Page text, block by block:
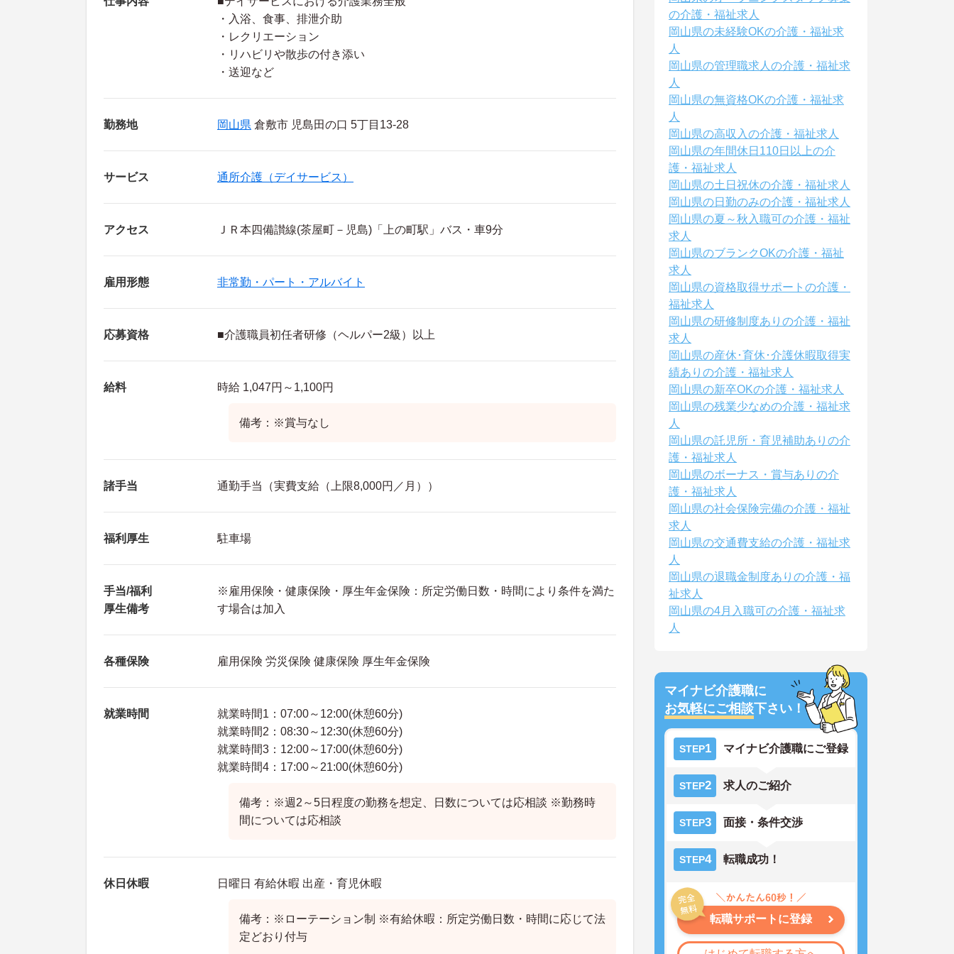
・入浴、食事、排泄介助
・レクリエーション
・リハビリや散歩の付き添い
・送迎など
勤務地 岡山県 倉敷市 児島田の口 5丁目13-28
サービス 通所介護（デイサービス）
アクセス ＪＲ本四備讃線(茶屋町－児島)「上の町駅」バス・車9分
雇用形態 非常勤・パート・アルバイト
応募資格 ■介護職員初任者研修（ヘルパー2級）以上
給料 時給 1,047円～1,100円
備考：※賞与なし
諸手当 通勤手当（実費支給（上限8,000円／月））
福利厚生 駐車場
手当/福利
厚生備考
※雇用保険・健康保険・厚生年金保険：所定労働日数・時間により条件を満た
す場合は加入
各種保険 雇用保険 労災保険 健康保険 厚生年金保険
就業時間
就業時間1：07:00～12:00(休憩60分)
就業時間2：08:30～12:30(休憩60分)
就業時間3：12:00～17:00(休憩60分)
就業時間4：17:00～21:00(休憩60分)
備考：※週2～5日程度の勤務を想定、日数については応相談 ※勤務時
間については応相談
休日休暇 日曜日 有給休暇 出産・育児休暇
備考：※ローテーション制 ※有給休暇：所定労働日数・時間に応じて法
定どおり付与
の介護・福祉求人
岡山県の未経験OKの介護・福祉求
人
岡山県の管理職求人の介護・福祉求
人
岡山県の無資格OKの介護・福祉求
人
岡山県の高収入の介護・福祉求人
岡山県の年間休日110日以上の介
護・福祉求人
岡山県の土日祝休の介護・福祉求人
岡山県の日勤のみの介護・福祉求人
岡山県の夏～秋入職可の介護・福祉
求人
岡山県のブランクOKの介護・福祉
求人
岡山県の資格取得サポートの介護・
福祉求人
岡山県の研修制度ありの介護・福祉
求人
岡山県の産休･育休･介護休暇取得実
績ありの介護・福祉求人
岡山県の新卒OKの介護・福祉求人
岡山県の残業少なめの介護・福祉求
人
岡山県の託児所・育児補助ありの介
護・福祉求人
岡山県のボーナス・賞与ありの介
護・福祉求人
岡山県の社会保険完備の介護・福祉
求人
岡山県の交通費支給の介護・福祉求
人
岡山県の退職金制度ありの介護・福
祉求人
岡山県の4月入職可の介護・福祉求
人
マイナビ介護職に
お気軽にご相談下さい！
STEP1 マイナビ介護職にご登録
STEP2 求人のご紹介
STEP3 面接・条件交渉
STEP4 転職成功！
転職サポートに登録